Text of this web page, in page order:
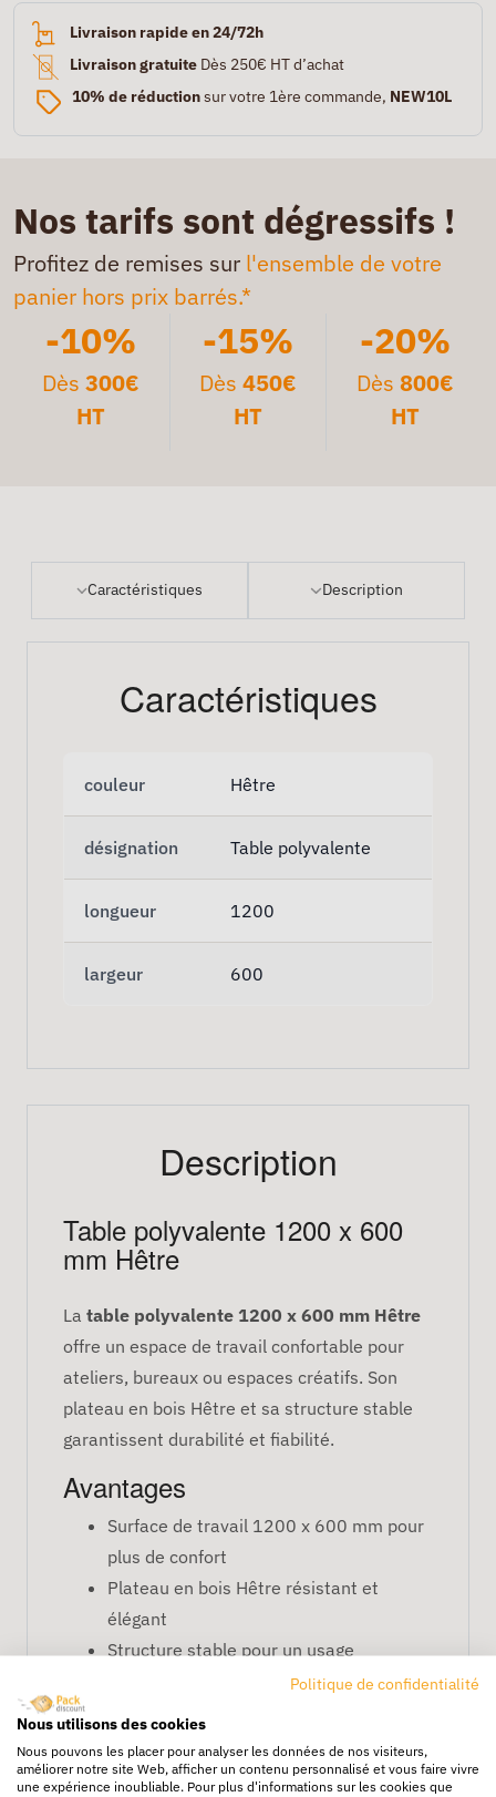
Livraison rapide en 24/72h
Livraison gratuite Dès 250€ HT d’achat
10% de réductionsur votre 1ère commande, NEW10L
Nos tarifs sont dégressifs !
Profitez de remises sur l'ensemble de votre
panier hors prix barrés.*
-10%
Dès300€
HT
-15%
Dès 450€
HT
-20%
Dès 800€
HT
Caractéristiques Description
Caractéristiques
couleur Hêtre
désignation Table polyvalente
longueur 1200
largeur 600
Description
Table polyvalente 1200 x 600
mm Hêtre
La table polyvalente 1200 x 600 mm Hêtre
offre un espace de travail confortable pour
ateliers, bureaux ou espaces créatifs. Son
plateau en bois Hêtre et sa structure stable
garantissent durabilité et fiabilité.
Avantages
Surface de travail 1200 x 600 mm pour
plus de confort
Plateau en bois Hêtre résistant et
élégant
Structure stable pour un usage
professionnel ou domestique
FAQ – Table polyvalente 1200
x 600 mm Hêtre
Politique de confidentialité
Nous utilisons des cookies
Nous pouvons les placer pour analyser les données de nos visiteurs,
améliorer notre site Web, afficher un contenu personnalisé et vous faire vivre
une expérience inoubliable. Pour plus d'informations sur les cookies que